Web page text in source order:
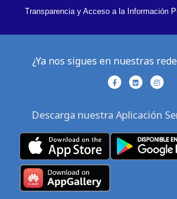
Transparencia y Acceso a la Información
¿Ya nos sigues en nuestras
F
a
o
L
i
d
I
n
g
m
Descarga nuestra Aplicación